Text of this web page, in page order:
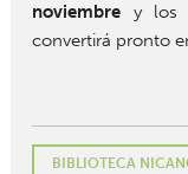
noviembrey los
convertirá pronto
BIBLIOTECA